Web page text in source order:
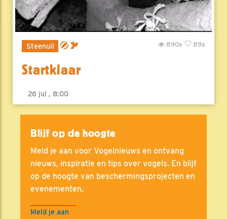
Steenuil 89x
890x
Startklaar
26 jul , 8:00
Blijf op de hoogte
Meld je aan voor Vogelnieuws en ontvang
nieuws, inspiratie en tips over vogels. En blijf
op de hoogte van beschermingsprojecten en
evenementen.
Meld je aan